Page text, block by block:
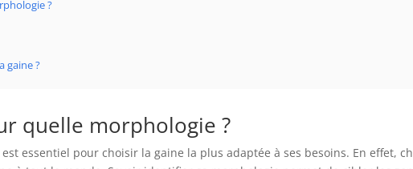
?
gaine ?
quelle morphologie ?
est essentiel pour choisir la gaine la plus adaptée à ses besoins. En effet,